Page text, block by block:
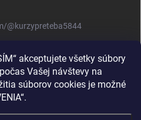
akceptujete všetky súbory
Vašej návštevy na
súborov cookies je možné
@kurzypreteba5844